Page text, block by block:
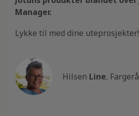
Manager.
Lykke til med dine uteprosjekter!
Hilsen Line,